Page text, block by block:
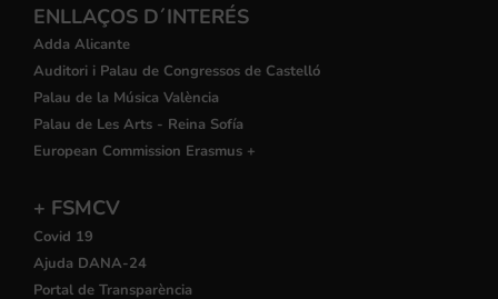
ENLLAÇOS D´INTERÉS
Adda Alicante
Auditori i Palau de Congressos de Castelló
Palau de la Música València
Palau de Les Arts - Reina Sofía
European Commission Erasmus +
+ FSMCV
Covid 19
Ajuda DANA-24
Portal de Transparència